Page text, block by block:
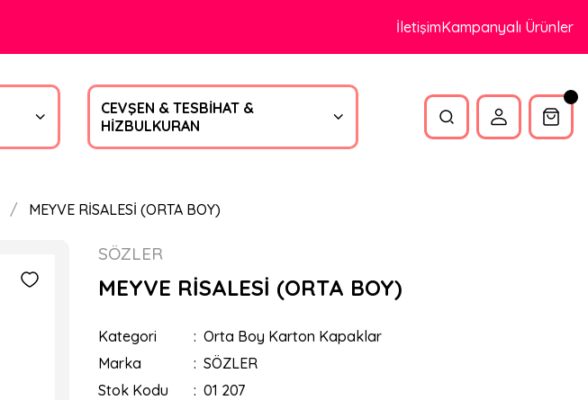
İletişimKampanyalı Ürünler
CEVŞEN & TESBİHAT &
HİZBULKURAN
MEYVE RİSALESİ (ORTA BOY)
SÖZLER
MEYVE RİSALESİ (ORTA BOY)
Kategori
Orta Boy Karton Kapaklar
Marka
SÖZLER
Stok Kodu
01 207